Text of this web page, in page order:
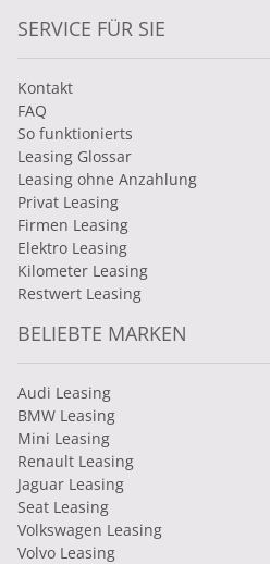
SERVICE FÜR SIE
Kontakt
FAQ
So funktionierts
Leasing Glossar
Leasing ohne Anzahlung
Privat Leasing
Firmen Leasing
Elektro Leasing
Kilometer Leasing
Restwert Leasing
BELIEBTE MARKEN
Audi Leasing
BMW Leasing
Mini Leasing
Renault Leasing
Jaguar Leasing
Seat Leasing
Volkswagen Leasing
Volvo Leasing